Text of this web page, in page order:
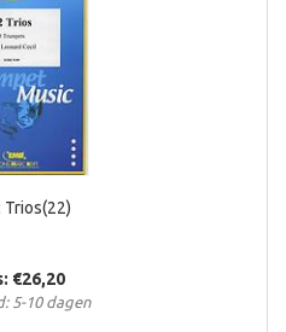
Trios(22)
€26,20
5-10 dagen